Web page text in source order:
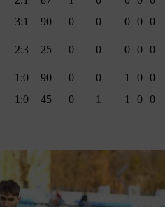
3:1 90 0 0 0 0 0
2:3 25 0 0 0 0 0
1:0 90 0 0 1 0 0
1:0 45 0 1 1 0 0